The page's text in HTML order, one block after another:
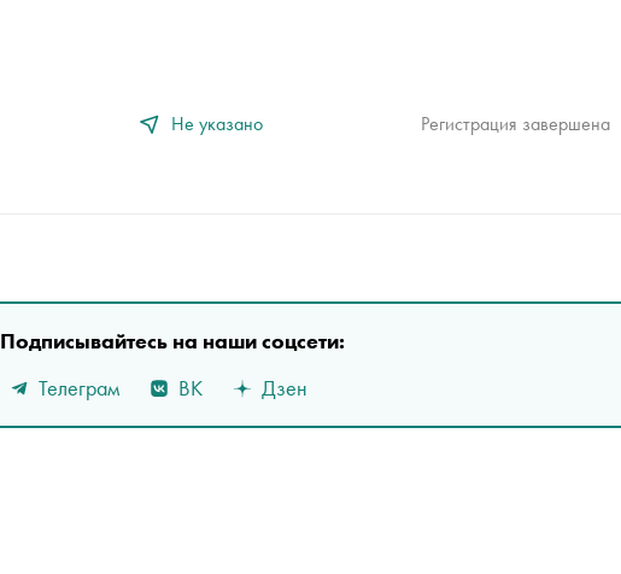
Не указано Регистрация завершена
Подписывайтесь на наши соцсети:
Телеграм
ВК Дзен